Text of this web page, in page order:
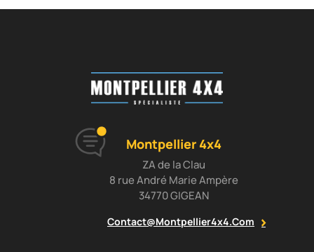
Montpellier 4x4
ZA de la Clau
8 rue André Marie Ampère
34770 GIGEAN
Contact@montpellier4x4.com